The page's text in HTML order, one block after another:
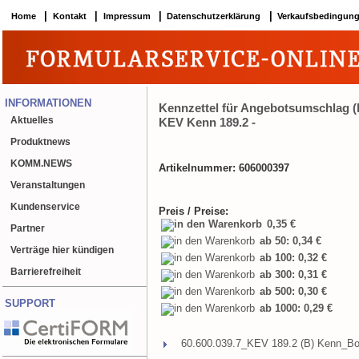
Home Kontakt Impressum Datenschutzerklärung
INFORMATIONEN
Aktuelles
Produktnews
KOMM.NEWS
Veranstaltungen
Kundenservice
Partner
Verträge hier kündigen
Barrierefreiheit
SUPPORT
Kennzettel für Angebotsumschlag
KEV Kenn 189.2 -
Artikelnummer: 606000397
Preis / Preise:
0,35 €
ab 50: 0,34 €
ab 100: 0,32 €
ab 300: 0,31 €
ab 500: 0,30 €
ab 1000: 0,29 €
60.600.039.7_KEV 189.2 (B)